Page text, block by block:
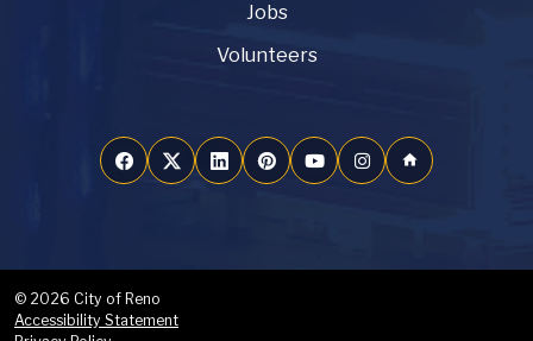
Jobs
Volunteers
home
© 2026 City of Reno
Accessibility Statement